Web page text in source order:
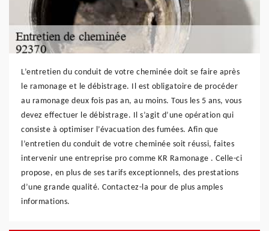
L’entretien du conduit de votre cheminée doit se faire après
le ramonage et le débistrage. Il est obligatoire de procéder
au ramonage deux fois pas an, au moins. Tous les 5 ans, vous
devez effectuer le débistrage. Il s’agit d’une opération qui
consiste à optimiser l’évacuation des fumées. Afin que
l’entretien du conduit de votre cheminée soit réussi, faites
intervenir une entreprise pro comme KR Ramonage . Celle-ci
propose, en plus de ses tarifs exceptionnels, des prestations
d’une grande qualité. Contactez-la pour de plus amples
informations.